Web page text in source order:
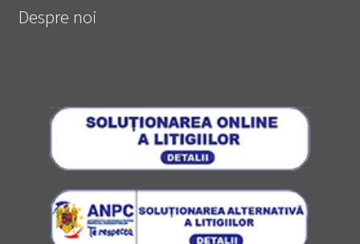
Despre noi